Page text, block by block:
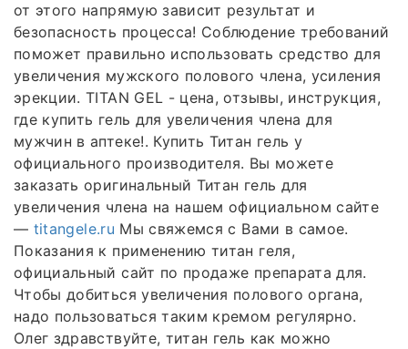
от этого напрямую зависит результат и
безопасность процесса! Соблюдение требований
поможет правильно использовать средство для
увеличения мужского полового члена, усиления
эрекции. TITAN GEL - цена, отзывы, инструкция,
где купить гель для увеличения члена для
мужчин в аптеке!. Купить Титан гель у
официального производителя. Вы можете
заказать оригинальный Титан гель для
увеличения члена на нашем официальном сайте
— titangele.ru Мы свяжемся с Вами в самое.
Показания к применению титан геля,
официальный сайт по продаже препарата для.
Чтобы добиться увеличения полового органа,
надо пользоваться таким кремом регулярно.
Олег здравствуйте, титан гель как можно